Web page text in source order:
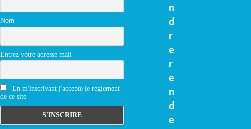
Nom
Entrez votre adresse mail
En m'inscrivant j'accepte le réglement
de ce site
n
d
r
e
r
e
n
d
e